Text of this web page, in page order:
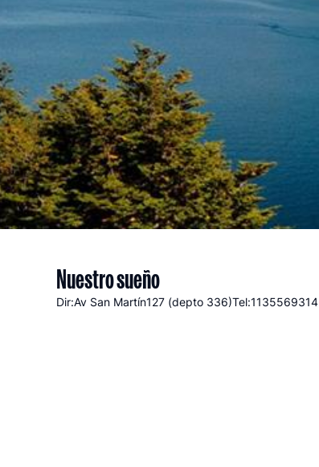
Nuestro sueño
Dir:Av San Martín127 (depto 336)Tel:1135569314